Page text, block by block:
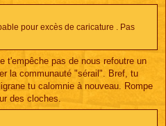
pour excès de caricature . Pas
t'empêche pas de nous refoutre un
la communauté "sérail". Bref, tu
tu calomnie à nouveau. Rompe
des cloches.